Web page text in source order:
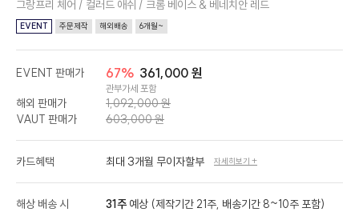
그랑프리 체어 / 컬러드 애쉬 / 크롬 베이스 & 베네치안 레드
EVENT 주문제작 해외배송 6개월~
해외 판매가
1,092,000 원
VAUT 판매가
603,000 원
EVENT 판매가 67% 361,000 원
관부가세 포함
카드혜택 최대 3개월 무이자할부 자세히보기 +
해상 배송 시 31주 예상 (제작기간 21주, 배송기간 8~10주 포함)